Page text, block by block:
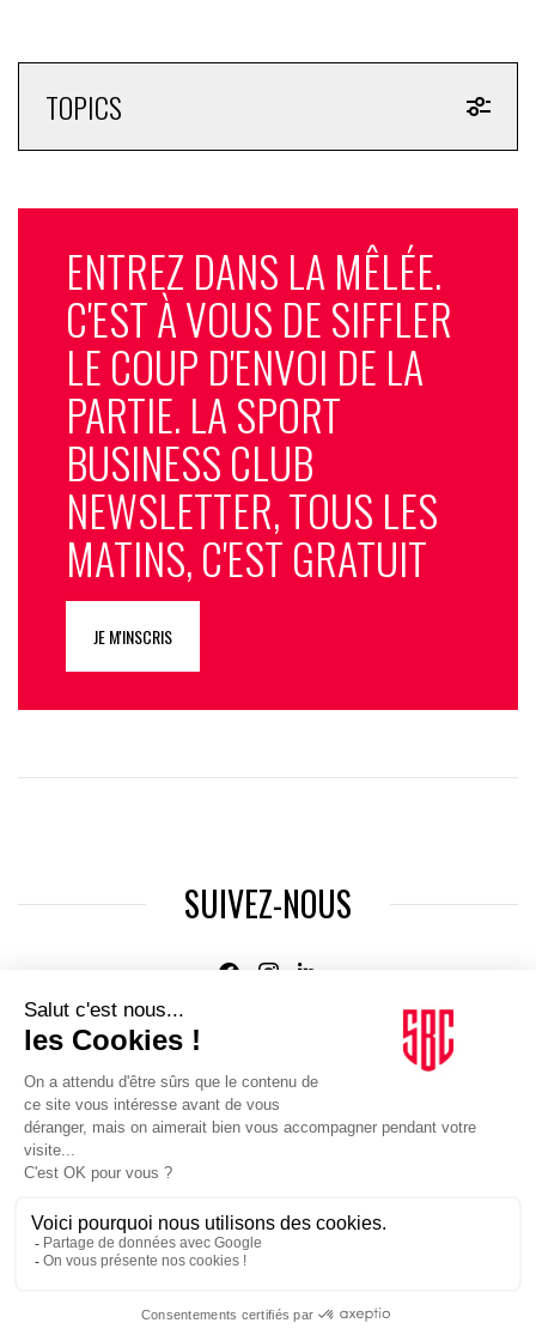
TOPICS
ENTREZ DANS LA MÊLÉE.
C'EST À VOUS DE SIFFLER
LE COUP D'ENVOI DE LA
PARTIE. LA SPORT
BUSINESS CLUB
NEWSLETTER, TOUS LES
MATINS, C'EST GRATUIT
JE M'INSCRIS
SUIVEZ-NOUS
Agence web:Novius